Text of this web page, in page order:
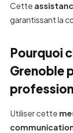
Cette
garantissant la
Pourquoi
Grenoble
Utiliser cette